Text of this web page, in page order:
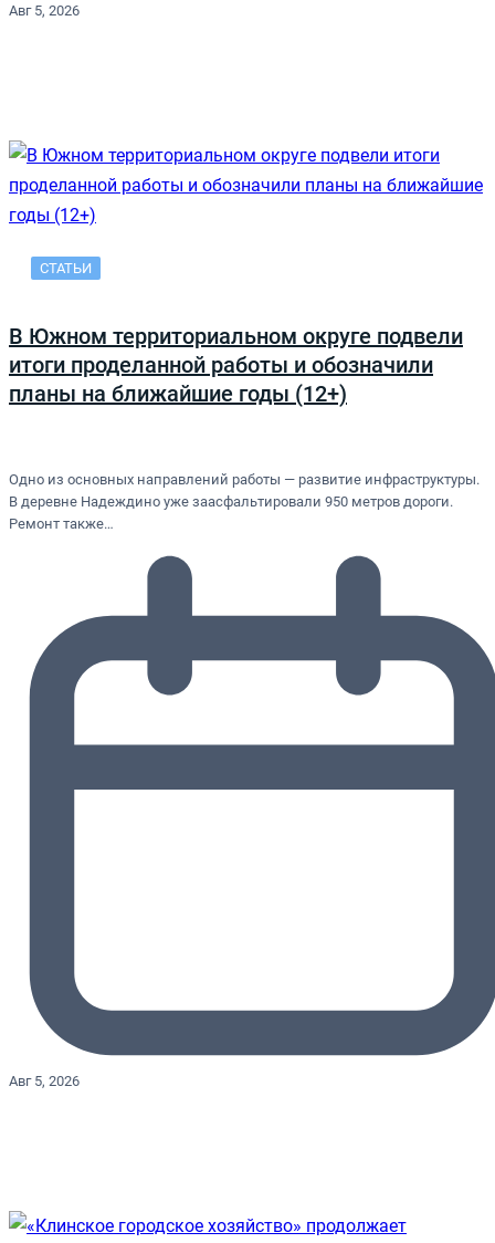
Авг 5, 2026
СТАТЬИ
В Южном территориальном округе подвели
итоги проделанной работы и обозначили
планы на ближайшие годы (12+)
Одно из основных направлений работы — развитие инфраструктуры.
В деревне Надеждино уже заасфальтировали 950 метров дороги.
Ремонт также…
Авг 5, 2026